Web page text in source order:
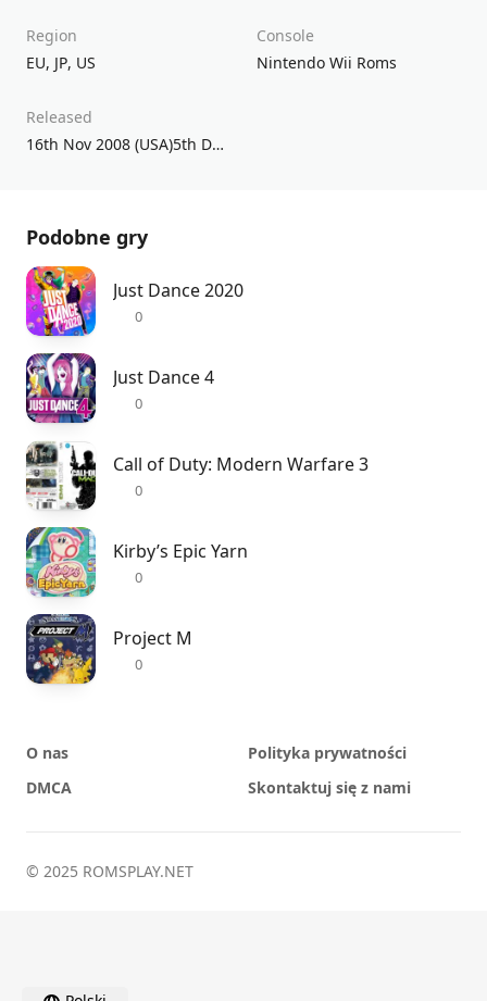
Region
EU, JP, US
Console
Nintendo Wii Roms
Released
16th Nov 2008 (USA)5th Dec 2008 (UK/EU)20th Nov 2008 (JPN)
Podobne gry
Just Dance 2020
0
Just Dance 4
0
Call of Duty: Modern Warfare 3
0
Kirby’s Epic Yarn
0
Project M
0
O nas
Polityka prywatności
DMCA
Skontaktuj się z nami
© 2025 ROMSPLAY.NET